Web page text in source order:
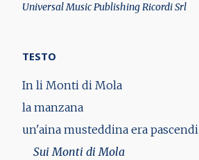
Universal Music Publishing Ricordi Srl
TESTO
In li Monti di Mola
la manzana
un'aina musteddina era pascendi
Sui Monti di Mola